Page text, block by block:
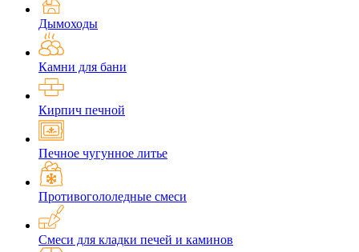
Дымоходы
Камни для бани
Кирпич печной
Печное чугунное литье
Противогололедные смеси
Смеси для кладки печей и каминов